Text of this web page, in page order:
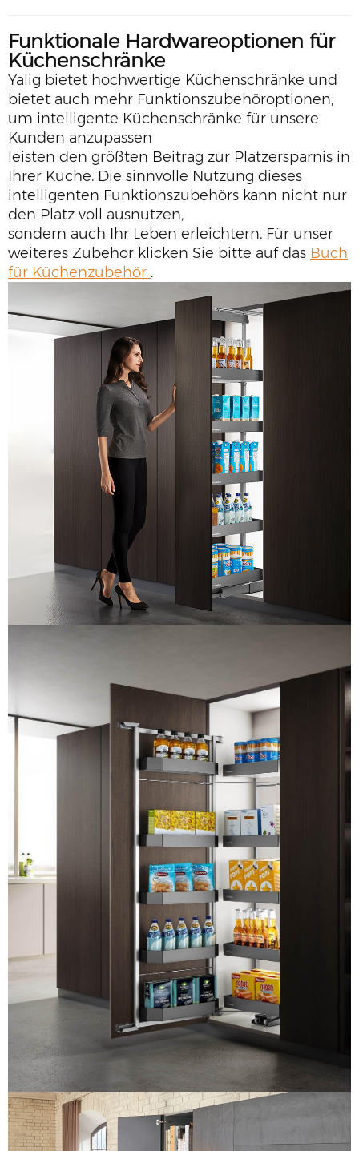
Funktionale Hardwareoptionen für
Küchenschränke
Yalig bietet hochwertige Küchenschränke und
bietet auch mehr Funktionszubehöroptionen,
um intelligente Küchenschränke für unsere
Kunden anzupassen
leisten den größten Beitrag zur Platzersparnis in
Ihrer Küche. Die sinnvolle Nutzung dieses
intelligenten Funktionszubehörs kann nicht nur
den Platz voll ausnutzen,
sondern auch Ihr Leben erleichtern. Für unser
weiteres Zubehör klicken Sie bitte auf das Buch
für Küchenzubehör .